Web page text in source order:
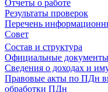
Отчеты о работе
Результаты проверок
Перечень
Совет
Состав и структура
Официальные документы
Сведения о доходах и
Правовые акты по ПДн
обработки ПДн